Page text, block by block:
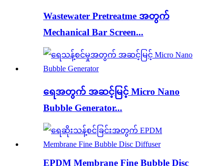
Wastewater Pretreatme အတွက်
Mechanical Bar Screen...
ရေအတွက် အဆင့်မြင့် Micro Nano
Bubble Generator...
EPDM Membrane Fine Bubble Disc